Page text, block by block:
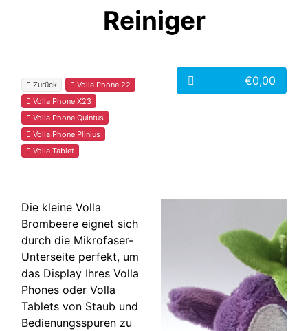
Reiniger
Zurück
Volla Phone 22
Volla Phone X23
Volla Phone Quintus
Volla Phone Plinius
Volla Tablet
€0,00
Die kleine Volla
Brombeere eignet sich
durch die Mikrofaser-
Unterseite perfekt, um
das Display Ihres Volla
Phones oder Volla
Tablets von Staub und
Bedienungsspuren zu